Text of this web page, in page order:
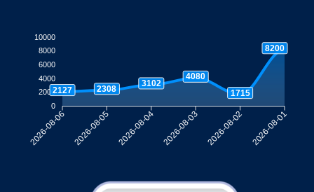
10000
8000
6000
4000
2000
0
2127 2308
3102
4080
1715
8200
2026-08-06 2026-08-05 2026-08-04 2026-08-03 2026-08-02 2026-08-01